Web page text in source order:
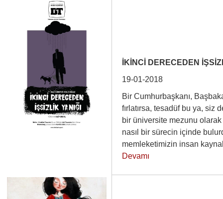
İKİNCİ DERECEDEN
19-01-2018
Bir Cumhurbaşkanı,
fırlatırsa, tesadüf bu ya, siz
bir üniversite mezunu
nasıl bir sürecin içinde
memleketimizin insan
Devamı